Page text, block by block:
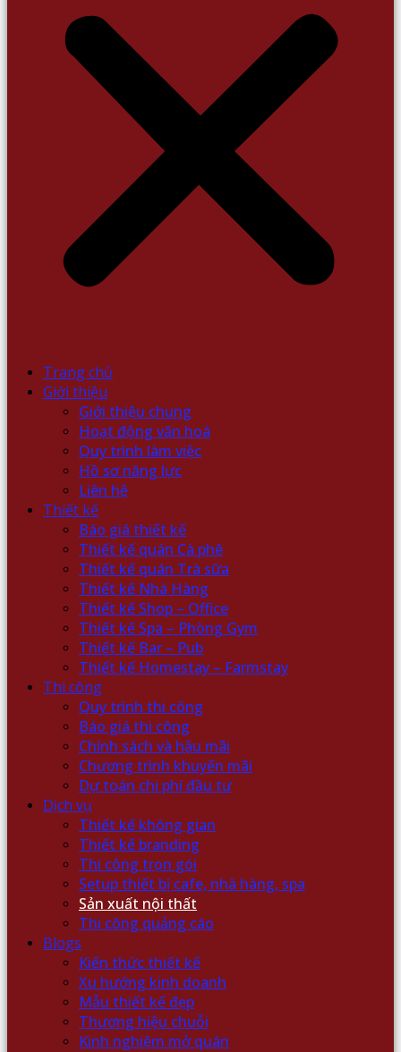
Trang chủ
Giới thiệu
Giới thiệu chung
Hoạt động văn hoá
Quy trình làm việc
Hồ sơ năng lực
Liên hệ
Thiết kế
Báo giá thiết kế
Thiết kế quán Cà phê
Thiết kế quán Trà sữa
Thiết kế Nhà Hàng
Thiết kế Shop – Office
Thiết kế Spa – Phòng Gym
Thiết kế Bar – Pub
Thiết kế Homestay – Farmstay
Thi công
Quy trình thi công
Báo giá thi công
Chính sách và hậu mãi
Chương trình khuyến mãi
Dự toán chi phí đầu tư
Dịch vụ
Thiết kế không gian
Thiết kế branding
Thi công trọn gói
Setup thiết bị cafe, nhà hàng, spa
Sản xuất nội thất
Thi công quảng cáo
Blogs
Kiến thức thiết kế
Xu hướng kinh doanh
Mẫu thiết kế đẹp
Thương hiệu chuỗi
Kinh nghiệm mở quán